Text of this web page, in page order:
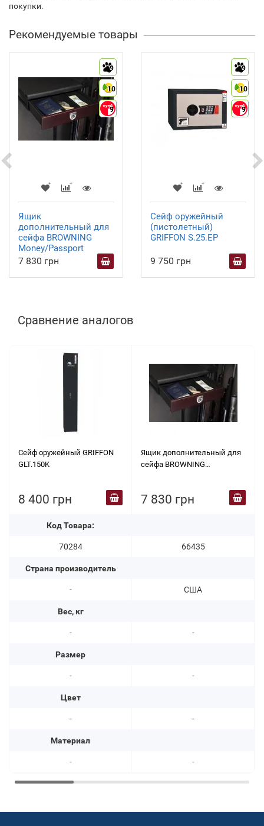
покупки.
Рекомендуемые товары
9
10
9
Ящик
дополнительный для
сейфа BROWNING
Money/Passport
7 830 грн
9
10
9
Сейф оружейный
(пистолетный)
GRIFFON S.25.EP
9 750 грн
Сравнение аналогов
Сейф оружейный GRIFFON
GLT.150K
8 400 грн
Код Товара:
70284
Страна производитель
-
Вес, кг
-
Размер
-
Цвет
-
Материал
-
Ящик дополнительный для
сейфа BROWNING
7 830 грн
66435
США
-
-
-
-